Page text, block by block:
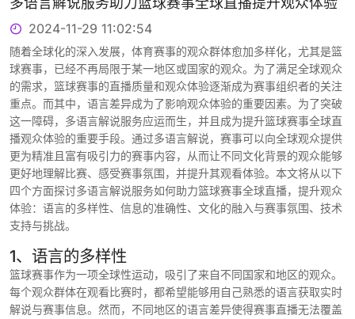
2024-11-29 11:02:54
随着全球化的深入发展，体育赛事的观众群体愈加多样化，尤其是篮
球赛事，已经不再局限于某一地区或国家的观众。为了满足全球观众
的需求，篮球赛事的直播质量和观众体验逐渐成为赛事组织者的关注
重点。而其中，语言差异成为了影响观众体验的重要因素。为了突破
这一障碍，多语言解说服务应运而生，并且成为提升篮球赛事全球直
播观众体验的重要手段。通过多语言解说，赛事可以向全球观众提供
更为精准且富有吸引力的赛事内容，从而让不同文化背景的观众能够
更好地理解比赛、感受赛事氛围，并提升其观看体验。本文将从以下
四个方面探讨多语言解说服务如何助力篮球赛事全球直播，提升观众
体验：语言的多样性、信息的准确性、文化的融入与赛事氛围、技术
支持与挑战。
1、语言的多样性
篮球赛事作为一项全球性运动，吸引了来自不同国家和地区的观众。
每个观众群体在观看比赛时，都希望能够用自己熟悉的语言获取实时
解说与赛事信息。然而，不同地区的语言差异使得赛事直播无法覆盖